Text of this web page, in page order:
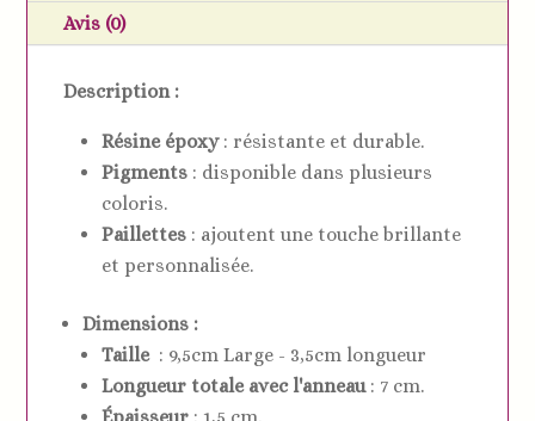
résine
époxy
Avis (0)
Description :
Résine époxy: résistante et durable.
Pigments : disponible dans plusieurs
coloris.
Paillettes : ajoutent une touche brillante
et personnalisée.
Dimensions :
Taille : 9,5cm Large - 3,5cm longueur
Longueur totale avec l'anneau: 7 cm.
Épaisseur : 1,5 cm.